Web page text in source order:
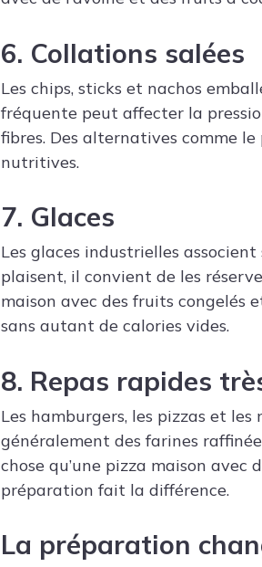
6. Collations salées
Les chips, sticks et nachos
fréquente peut affecter la
fibres. Des alternatives comme
nutritives.
7. Glaces
Les glaces industrielles
plaisent, il convient de les
maison avec des fruits congelés
sans autant de calories vides.
8. Repas rapides
Les hamburgers, les pizzas et
généralement des farines
chose qu’une pizza maison
préparation fait la différence.
La préparation